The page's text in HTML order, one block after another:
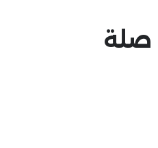
صلة